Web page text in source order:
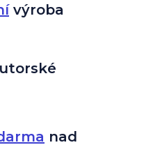
výroba
nad